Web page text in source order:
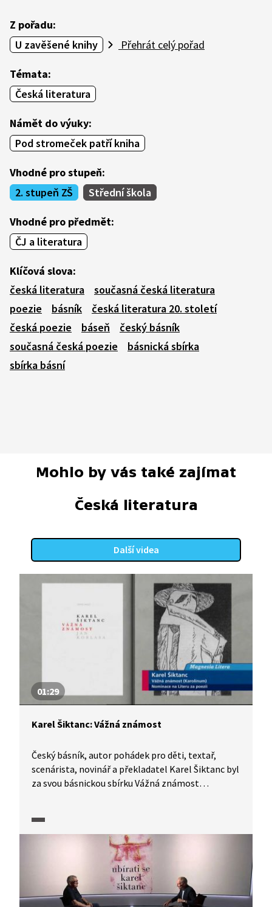
Z pořadu:
U zavěšené knihy
Přehrát celý pořad
Témata:
Česká literatura
Námět do výuky:
Pod stromeček patří kniha
Vhodné pro stupeň:
2. stupeň ZŠ
Střední škola
Vhodné pro předmět:
ČJ a literatura
Klíčová slova:
česká literatura
současná česká literatura
poezie
básník
česká literatura 20. století
česká poezie
báseň
český básník
současná česká poezie
básnická sbírka
sbírka básní
Mohlo by vás také zajímat
Česká literatura
Další videa
01:29
Karel Šiktanc: Vážná známost
Český básník, autor pohádek pro děti, textař,
scenárista, novinář a překladatel Karel Šiktanc byl
za svou básnickou sbírku Vážná známost
za poezii. V ukázce nám z ní přečte ukázku.